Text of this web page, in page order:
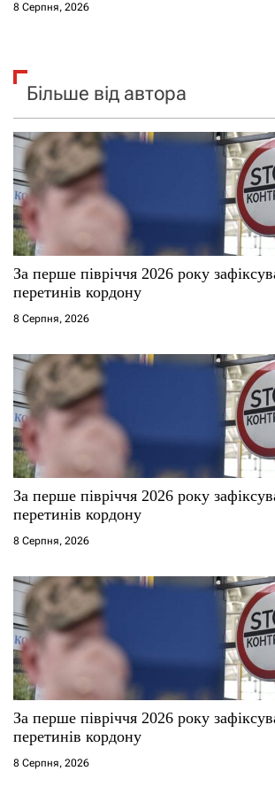
8 Серпня, 2026
Більше від автора
За перше півріччя 2026 року
перетинів кордону
8 Серпня, 2026
За перше півріччя 2026 року
перетинів кордону
8 Серпня, 2026
За перше півріччя 2026 року
перетинів кордону
8 Серпня, 2026